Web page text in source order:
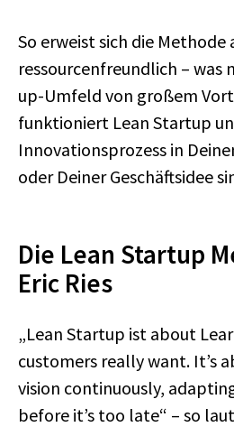
So erweist sich die Methode
ressourcenfreundlich – was
up-Umfeld von großem
funktioniert Lean Startup
Innovationsprozess in
oder Deiner Geschäftsidee
Die Lean Startup
Eric Ries
„Lean Startup ist about
customers really want. It’s
vision continuously,
before it’s too late“ – so